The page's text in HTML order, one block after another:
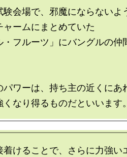
験会場で、邪魔にならないよ
ャームにまとめていた
・フルーツ」にバングルの仲
パワーは、持ち主の近くにあ
着けることで、さらに力強い